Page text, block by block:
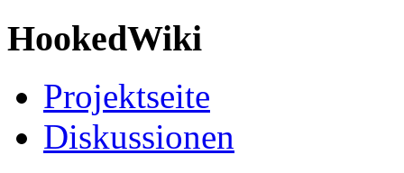
HookedWiki
Projektseite
Diskussionen